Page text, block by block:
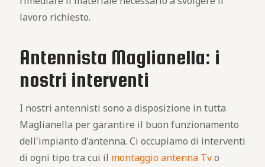
lavoro richiesto.
Antennista Maglianella: i
nostri interventi
I nostri antennisti sono a disposizione in tutta
Maglianella per garantire il buon funzionamento
dell'impianto d'antenna. Ci occupiamo di interventi
di ogni tipo tra cui il montaggio antenna Tvo